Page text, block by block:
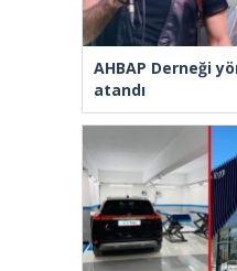
AHBAP Derneği
atandı